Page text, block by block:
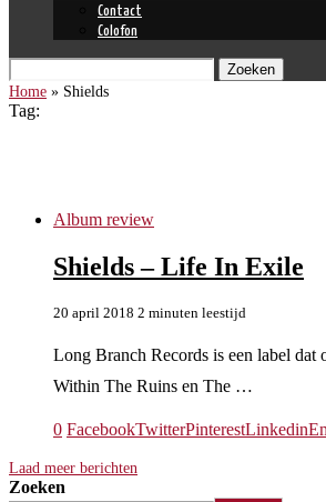
Contact
Colofon
Zoeken
Home » Shields
Tag:
Album review
Shields – Life In Exile
20 april 2018 2 minuten leestijd
Long Branch Records is een label dat
Within The Ruins en The …
0 FacebookTwitterPinterestLinkedin
Laad meer berichten
Zoeken